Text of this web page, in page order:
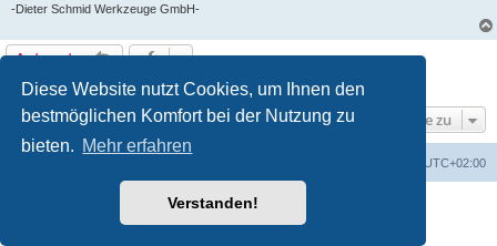
Diese Website nutzt Cookies, um Ihnen den
bestmöglichen Komfort bei der Nutzung zu
bieten. Mehr erfahren
Verstanden!
-Dieter Schmid Werkzeuge GmbH-
Antworten
1 Beitrag • Seite1von1
Gehe zu
UTC+02:00
Powered byphpBB® Forum Software © phpBB Limited
phpBB.de